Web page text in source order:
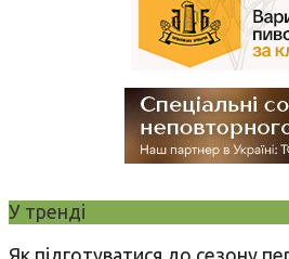
У тренді
Як підготуватися до сезону